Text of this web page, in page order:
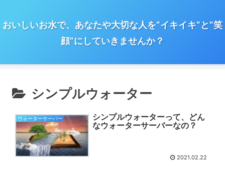
おいしいお水で、あなたや大切な人を”イキイキ”と”笑
顔”にしていきませんか？
シンプルウォーター
ウォーターサーバー
シンプルウォーターって、どん
なウォーターサーバーなの？
2021.02.22